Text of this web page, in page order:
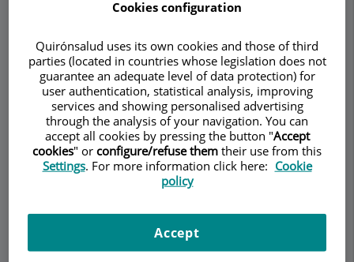
DescripcióServeisContacteDades d'interèsHorari
Demanar Cita
Procesos Adaptativos y
Cookies configuration
Quirónsalud uses its own cookies and those of third
parties (located in countries whose legislation does not
guarantee an adequate level of data protection) for
user authentication, statistical analysis, improving
services and showing personalised advertising
through the analysis of your navigation. You can
accept all cookies by pressing the button "Accept
cookies" or configure/refuse them their use from this
Settings. For more information click here: Cookie
policy
Accept